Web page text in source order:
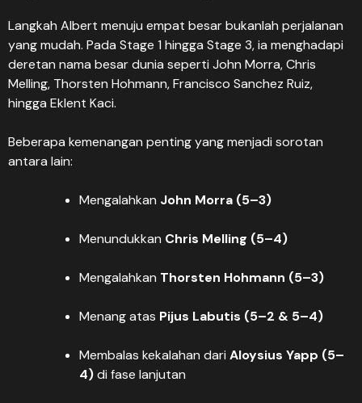
Langkah Albert menuju empat besar bukanlah perjalanan
yang mudah. Pada Stage 1 hingga Stage 3, ia menghadapi
deretan nama besar dunia seperti John Morra, Chris
Melling, Thorsten Hohmann, Francisco Sanchez Ruiz,
hingga Eklent Kaci.
Beberapa kemenangan penting yang menjadi sorotan
antara lain:
Mengalahkan John Morra (5–3)
Menundukkan Chris Melling (5–4)
Mengalahkan Thorsten Hohmann (5–3)
Menang atas Pijus Labutis (5–2 & 5–4)
Membalas kekalahan dari Aloysius Yapp (5–
4)di fase lanjutan